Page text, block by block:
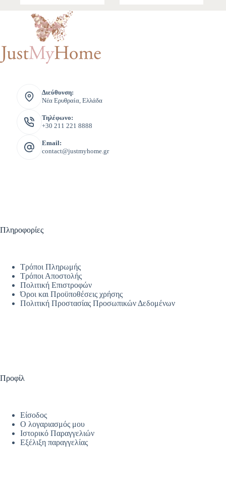
Διεύθυνση:
Νέα Ερυθραία, Ελλάδα
Τηλέφωνο:
+30 211 221 8888
Email:
contact@justmyhome.gr
Πληροφορίες
Τρόποι Πληρωμής
Τρόποι Αποστολής
Πολιτική Επιστροφών
Όροι και Προϋποθέσεις χρήσης
Πολιτική Προστασίας Προσωπικών Δεδομένων
Προφίλ
Είσοδος
Ο λογαριασμός μου
Ιστορικό Παραγγελιών
Εξέλιξη παραγγελίας